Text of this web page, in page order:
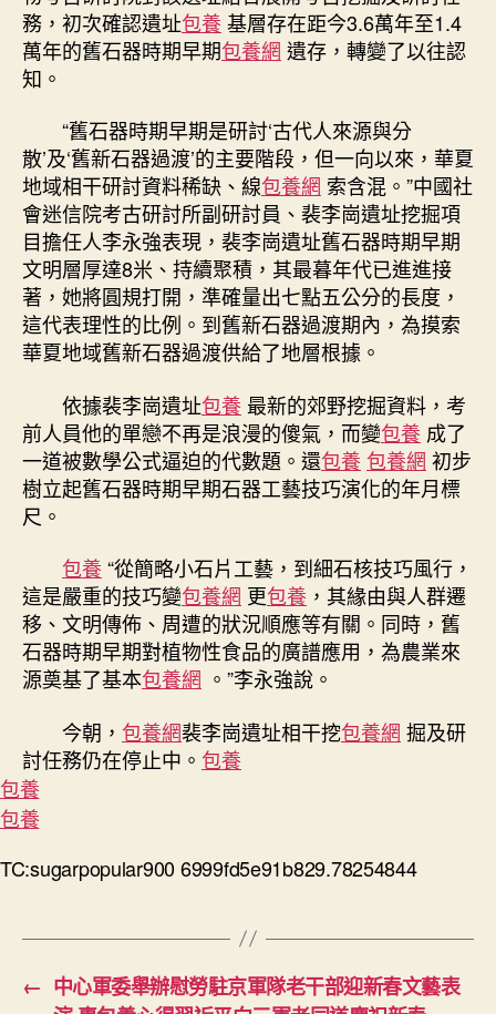
務，初次確認遺址包養基層存在距今3.6萬年至1.4
萬年的舊石器時期早期包養網 遺存，轉變了以往認
知。
“舊石器時期早期是研討‘古代人來源與分
散’及‘舊新石器過渡’的主要階段，但一向以來，華夏
地域相干研討資料稀缺、線包養網 索含混。”中國社
會迷信院考古研討所副研討員、裴李崗遺址挖掘項
目擔任人李永強表現，裴李崗遺址舊石器時期早期
文明層厚達8米、持續聚積，其最暮年代已進進接
著，她將圓規打開，準確量出七點五公分的長度，
這代表理性的比例。到舊新石器過渡期內，為摸索
華夏地域舊新石器過渡供給了地層根據。
依據裴李崗遺址包養 最新的郊野挖掘資料，考
前人員他的單戀不再是浪漫的傻氣，而變包養 成了
一道被數學公式逼迫的代數題。還包養包養網 初步
樹立起舊石器時期早期石器工藝技巧演化的年月標
尺。
包養“從簡略小石片工藝，到細石核技巧風行，
這是嚴重的技巧變包養網 更包養 ，其緣由與人群遷
移、文明傳佈、周遭的狀況順應等有關。同時，舊
石器時期早期對植物性食品的廣譜應用，為農業來
源奠基了基本包養網 。”李永強說。
今朝， 包養網裴李崗遺址相干挖包養網 掘及研
討任務仍在停止中。 包養
包養
包養
TC:sugarpopular900 6999fd5e91b829.78254844
← 中心軍委舉辦慰勞駐京軍隊老干部迎新春文藝表